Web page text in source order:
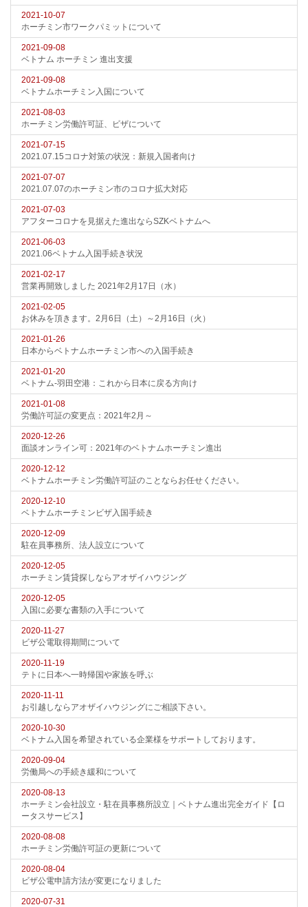
2021-10-07
ホーチミン市ワークパミットについて
2021-09-08
ベトナム ホーチミン 進出支援
2021-09-08
ベトナムホーチミン入国について
2021-08-03
ホーチミン労働許可証、ビザについて
2021-07-15
2021.07.15コロナ対策の状況：新規入国者向け
2021-07-07
2021.07.07のホーチミン市のコロナ拡大対応
2021-07-03
アフターコロナを見据えた進出ならSZKベトナムへ
2021-06-03
2021.06ベトナム入国手続き状況
2021-02-17
営業再開致しました 2021年2月17日（水）
2021-02-05
お休みを頂きます。2月6日（土）～2月16日（火）
2021-01-26
日本からベトナムホーチミン市への入国手続き
2021-01-20
ベトナム-羽田空港：これから日本に戻る方向け
2021-01-08
労働許可証の変更点：2021年2月～
2020-12-26
面談オンライン可：2021年のベトナムホーチミン進出
2020-12-12
ベトナムホーチミン労働許可証のことならお任せください。
2020-12-10
ベトナムホーチミンビザ入国手続き
2020-12-09
駐在員事務所、法人設立について
2020-12-05
ホーチミン賃貸探しならアオザイハウジング
2020-12-05
入国に必要な書類の入手について
2020-11-27
ビザ公電取得期間について
2020-11-19
テトに日本へ一時帰国や家族を呼ぶ
2020-11-11
お引越しならアオザイハウジングにご相談下さい。
2020-10-30
ベトナム入国を希望されている企業様をサポートしております。
2020-09-04
労働局への手続き緩和について
2020-08-13
ホーチミン会社設立・駐在員事務所設立｜ベトナム進出完全ガイド【ロ
ータスサービス】
2020-08-08
ホーチミン労働許可証の更新について
2020-08-04
ビザ公電申請方法が変更になりました
2020-07-31